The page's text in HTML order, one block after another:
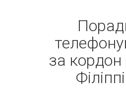
за кордон